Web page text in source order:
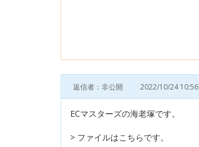
返信者：非公開 2022/10/24 10:56
ECマスターズの海老塚です。
> ファイルはこちらです。